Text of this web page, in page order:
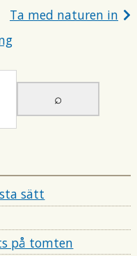
Ta med naturen in
sätt
på tomten